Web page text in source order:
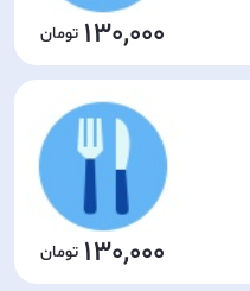
130,000
130,000